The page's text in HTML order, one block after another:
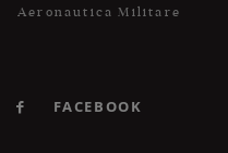
Aeronautica Militare
FACEBOOK